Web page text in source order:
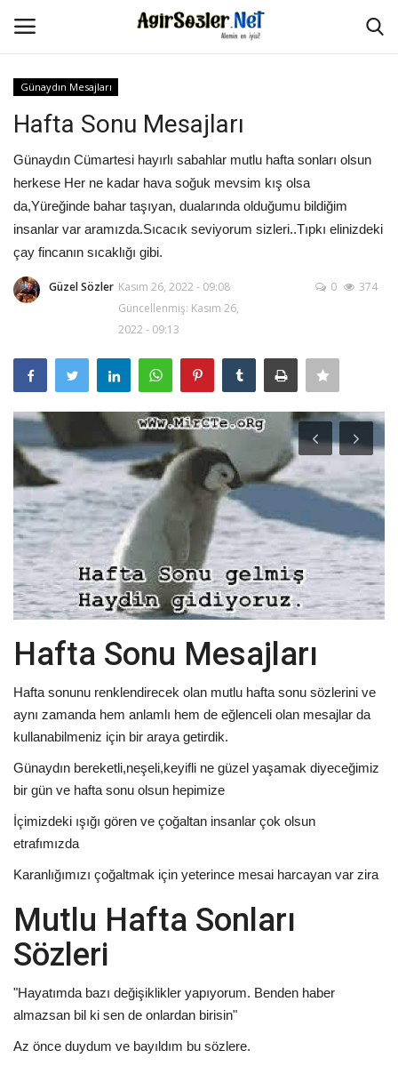
Anasayfa
İletişim
Aşk Sözleri
Güzel Sözler
Ağır Sözler
Damar Sözler
Komik Sözler
ilahi sözleri
Dini Sözler
Günaydın Mesajları
Günaydın Mesajları
Hafta Sonu Mesajları
Günaydın Cümartesi hayırlı sabahlar mutlu hafta sonları olsun
herkese Her ne kadar hava soğuk mevsim kış olsa
da,Yüreğinde bahar taşıyan, dualarında olduğumu bildiğim
insanlar var aramızda.Sıcacık seviyorum sizleri..Tıpkı elinizdeki
çay fincanın sıcaklığı gibi.
Güzel Sözler Kasım 26, 2022 - 09:08
Güncellenmiş: Kasım 26,
2022 - 09:13
0 374
Hafta Sonu Mesajları
Hafta sonunu renklendirecek olan mutlu hafta sonu sözlerini ve
aynı zamanda hem anlamlı hem de eğlenceli olan mesajlar da
kullanabilmeniz için bir araya getirdik.
Günaydın bereketli,neşeli,keyifli ne güzel yaşamak diyeceğimiz
bir gün ve hafta sonu olsun hepimize
İçimizdeki ışığı gören ve çoğaltan insanlar çok olsun
etrafımızda
Karanlığımızı çoğaltmak için yeterince mesai harcayan var zira
Mutlu Hafta Sonları
Sözleri
"Hayatımda bazı değişiklikler yapıyorum. Benden haber
almazsan bil ki sen de onlardan birisin"
Az önce duydum ve bayıldım bu sözlere.